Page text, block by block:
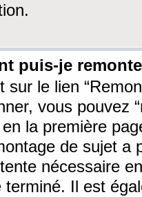
puis-je
sur le lien
vous pouvez
la première
de sujet a
nécessaire
terminé. Il est